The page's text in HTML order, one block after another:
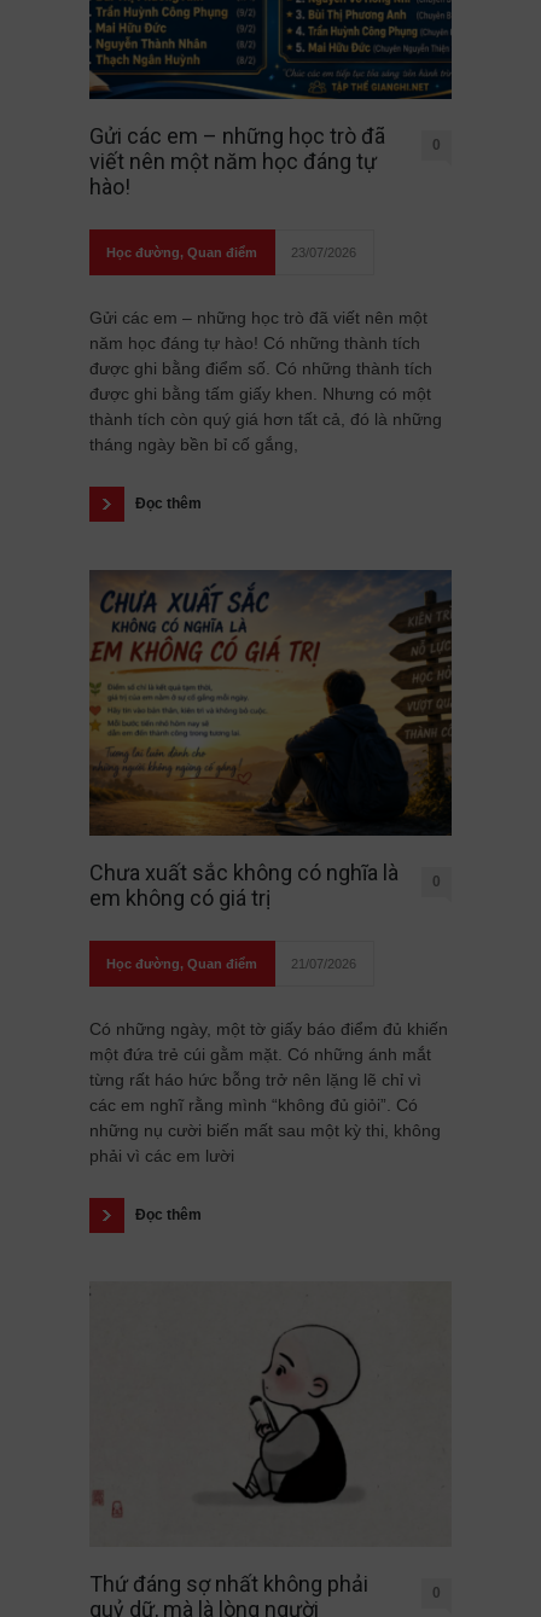
Gửi các em – những học trò đã
viết nên một năm học đáng tự
hào!
0
Học đường, Quan điểm 23/07/2026
Gửi các em – những học trò đã viết nên một
năm học đáng tự hào! Có những thành tích
được ghi bằng điểm số. Có những thành tích
được ghi bằng tấm giấy khen. Nhưng có một
thành tích còn quý giá hơn tất cả, đó là những
tháng ngày bền bỉ cố gắng,
Đọc thêm
Chưa xuất sắc không có nghĩa là
em không có giá trị
0
Học đường, Quan điểm 21/07/2026
Có những ngày, một tờ giấy báo điểm đủ khiến
một đứa trẻ cúi gằm mặt. Có những ánh mắt
từng rất háo hức bỗng trở nên lặng lẽ chỉ vì
các em nghĩ rằng mình “không đủ giỏi”. Có
những nụ cười biến mất sau một kỳ thi, không
phải vì các em lười
Đọc thêm
Thứ đáng sợ nhất không phải
quỷ dữ, mà là lòng người
0